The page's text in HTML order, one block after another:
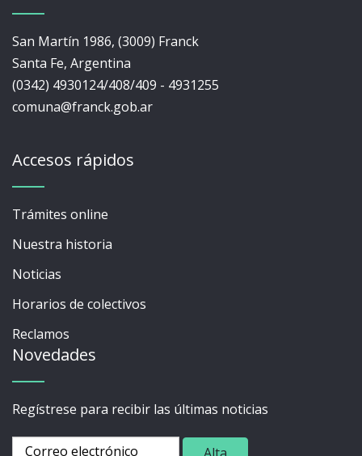
San Martín 1986, (3009) Franck
Santa Fe, Argentina
(0342) 4930124/408/409 - 4931255
comuna@franck.gob.ar
Accesos rápidos
Trámites online
Nuestra historia
Noticias
Horarios de colectivos
Reclamos
Novedades
Regístrese para recibir las últimas noticias